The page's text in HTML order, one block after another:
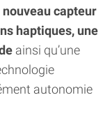
nouveau capteur
haptiques, une
ainsi qu’une
autonomie